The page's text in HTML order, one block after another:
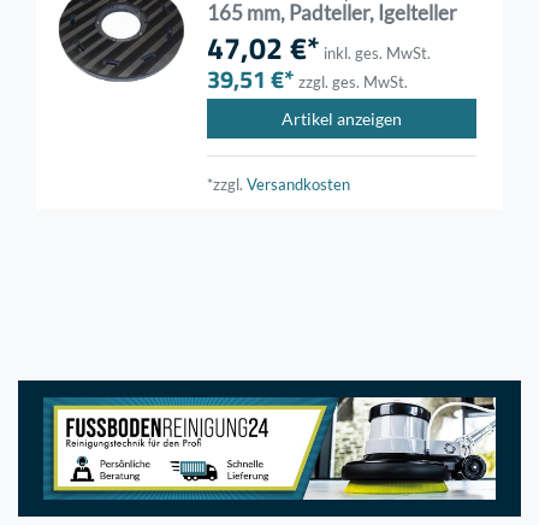
165 mm, Padteller, Igelteller
47,02 €* inkl. ges. MwSt.
39,51 €* zzgl. ges. MwSt.
Artikel anzeigen
*zzgl.Versandkosten